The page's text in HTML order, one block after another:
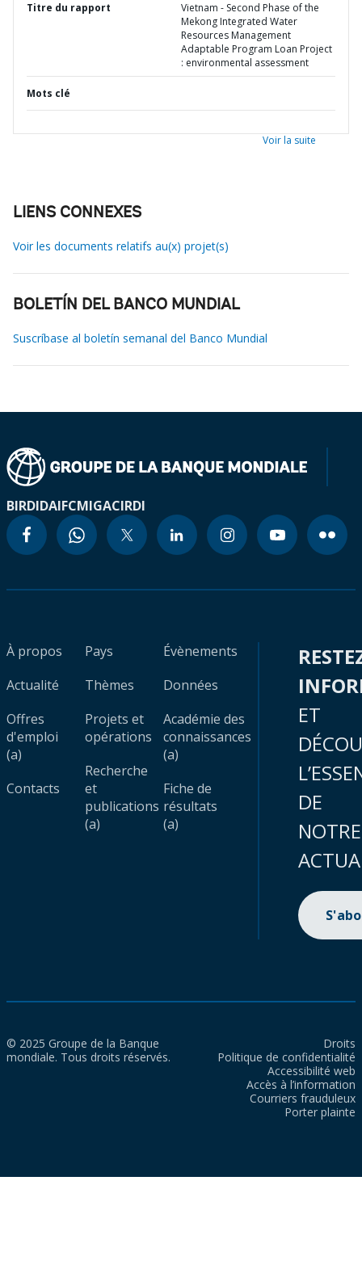
Titre du rapport
Vietnam - Second Phase of the
Mekong Integrated Water
Resources Management
Adaptable Program Loan Project
: environmental assessment
Mots clé
Voir la suite
LIENS CONNEXES
Voir les documents relatifs au(x) projet(s)
BOLETÍN DEL BANCO MUNDIAL
Suscríbase al boletín semanal del Banco Mundial
BIRDIDAIFCMIGACIRDI
À propos
Actualité
Offres
d'emploi
(a)
Contacts
Pays
Thèmes
Projets et
opérations
Recherche
et
publications
(a)
Évènements
Données
Académie des
connaissances
(a)
Fiche de
résultats
(a)
ET
DE
NOTRE
© 2025 Groupe de la Banque
mondiale. Tous droits réservés.
Droits
Politique de confidentialité
Accessibilité web
Accès à l’information
Courriers frauduleux
Porter plainte